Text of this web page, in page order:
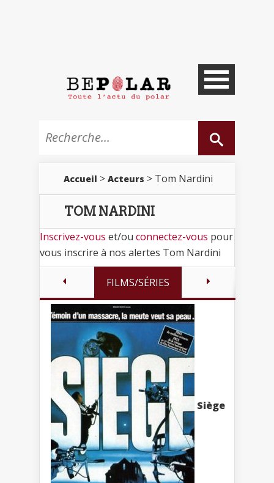
Accueil > Acteurs > Tom Nardini
TOM NARDINI
Inscrivez-vous et/ou connectez-vous pour
vous inscrire à nos alertes Tom Nardini
FILMS/SÉRIES
Siège